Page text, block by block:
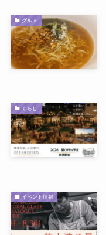
グルメ
くらし
イベント情報